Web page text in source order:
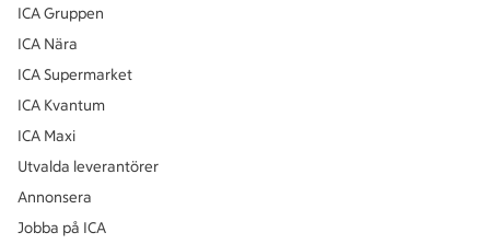
ICA Gruppen
ICA Nära
ICA Supermarket
ICA Kvantum
ICA Maxi
Utvalda leverantörer
Annonsera
Jobba på ICA